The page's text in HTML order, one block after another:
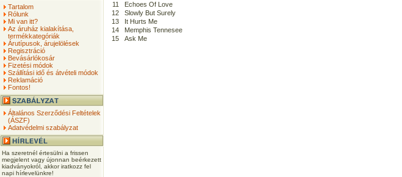
Tartalom
Rólunk
Mi van itt?
Az áruház kialakítása,
termékkategóriák
Árutípusok, árujelölések
Regisztráció
Bevásárlókosár
Fizetési módok
Szállítási idő és átvételi módok
Reklamáció
Fontos!
Általános Szerződési Feltételek
(ÁSZF)
Adatvédelmi szabályzat
Ha szeretnél értesülni a frissen
megjelent vagy újonnan beérkezett
kiadványokról, akkor iratkozz fel
napi hírlevelünkre!
11
Echoes Of Love
12
Slowly But Surely
13
It Hurts Me
14
Memphis Tennesee
15
Ask Me